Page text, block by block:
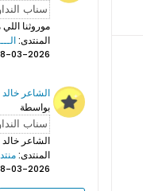
موروثنا
المنتدى:
03-2026, 02:07 PM
الشاعر
بواسطة
الشاعر خالد
المنتدى:
03-2026, 01:57 PM